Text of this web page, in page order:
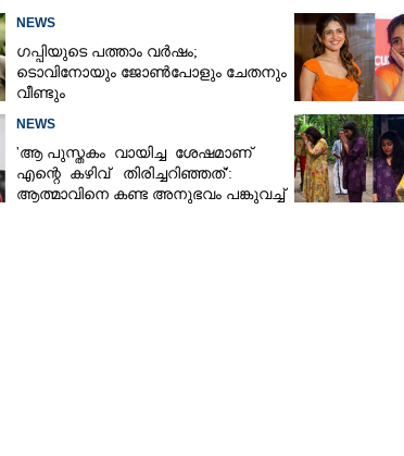
NEWS
ഗപ്പിയുടെ പത്താം വർഷം;​
ടൊവിനോയും ജോൺപോളും ചേതനും
വീണ്ടും
NEWS
'ആ പുസ്തകം വായിച്ച ശേഷമാണ്
എന്റെ കഴിവ് തിരിച്ചറിഞ്ഞത്':
ആത്മാവിനെ കണ്ട അനുഭവം പങ്കുവച്ച്